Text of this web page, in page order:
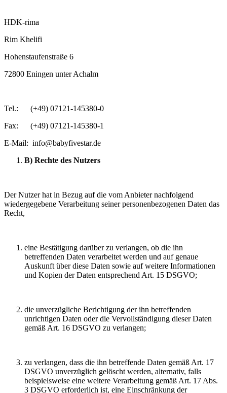
HDK-rima
Rim Khelifi
Hohenstaufenstraße 6
72800 Eningen unter Achalm
Tel.: (+49) 07121-145380-0
Fax: (+49) 07121-145380-1
E-Mail: info@babyfivestar.de
B) Rechte des Nutzers
Der Nutzer hat in Bezug auf die vom Anbieter nachfolgend
wiedergegebene Verarbeitung seiner personenbezogenen Daten das
Recht,
eine Bestätigung darüber zu verlangen, ob die ihn
betreffenden Daten verarbeitet werden und auf genaue
Auskunft über diese Daten sowie auf weitere Informationen
und Kopien der Daten entsprechend Art. 15 DSGVO;
die unverzügliche Berichtigung der ihn betreffenden
unrichtigen Daten oder die Vervollständigung dieser Daten
gemäß Art. 16 DSGVO zu verlangen;
zu verlangen, dass die ihn betreffende Daten gemäß Art. 17
DSGVO unverzüglich gelöscht werden, alternativ, falls
beispielsweise eine weitere Verarbeitung gemäß Art. 17 Abs.
3 DSGVO erforderlich ist, eine Einschränkung der